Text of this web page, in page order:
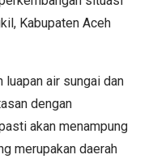
Kabupaten Aceh
luapan air sungai dan
dengan
akan menampung
merupakan daerah